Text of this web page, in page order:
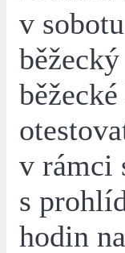
v
v rámci
s
hodin